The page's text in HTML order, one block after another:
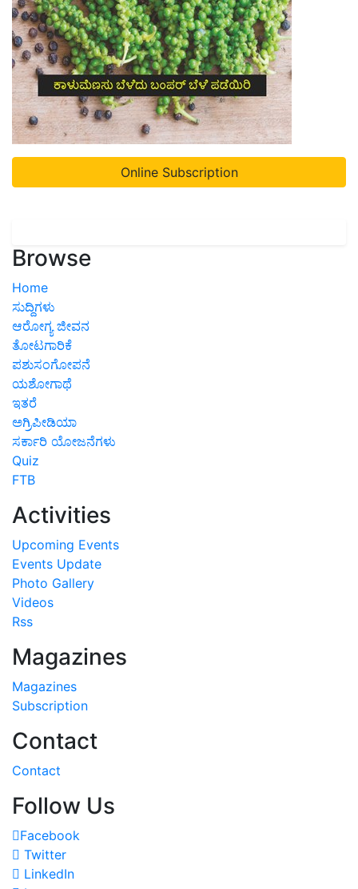
Online Subscription
Browse
Home
ಸುದ್ದಿಗಳು
ಆರೋಗ್ಯ ಜೀವನ
ತೋಟಗಾರಿಕೆ
ಪಶುಸಂಗೋಪನೆ
ಯಶೋಗಾಥೆ
ಇತರೆ
ಅಗ್ರಿಪೀಡಿಯಾ
ಸರ್ಕಾರಿ ಯೋಜನೆಗಳು
Quiz
FTB
Activities
Upcoming Events
Events Update
Photo Gallery
Videos
Rss
Magazines
Magazines
Subscription
Contact
Contact
Follow Us
Facebook
Twitter
LinkedIn